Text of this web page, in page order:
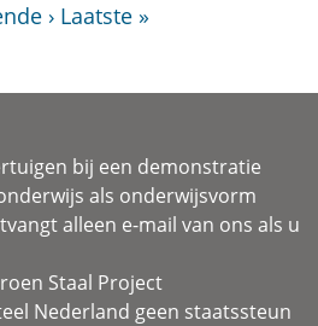
› Laatste »
bij een demonstratie
als onderwijsvorm
alleen e-mail van ons als u
Staal Project
Nederland geen staatssteun